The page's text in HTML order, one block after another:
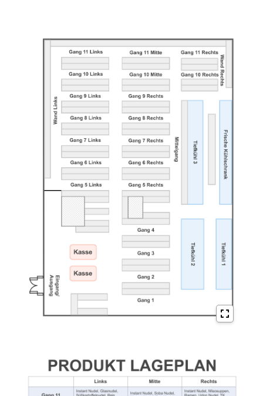
ANFAHRT & KONTAKT